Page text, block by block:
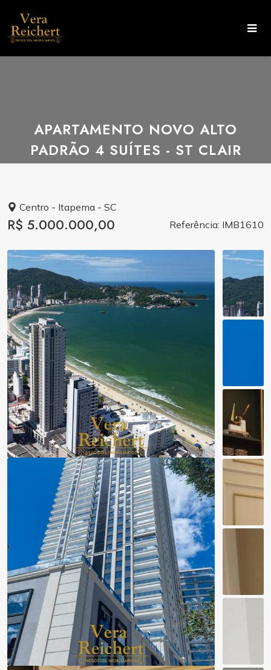
APARTAMENTO NOVO ALTO
PADRÃO 4 SUÍTES - ST CLAIR
Centro - Itapema - SC
R$ 5.000.000,00 Referência: IMB1610